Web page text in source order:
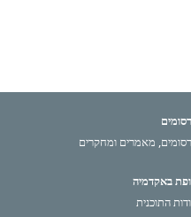
מאמרים ומחקרים
באקדמיה
התוכנית